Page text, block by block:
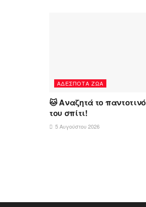
ΑΔΈΣΠΟΤΑ ΖΏΑ
🐱 Αναζητά το παντοτινό
του σπίτι!
5 Αυγούστου 2026